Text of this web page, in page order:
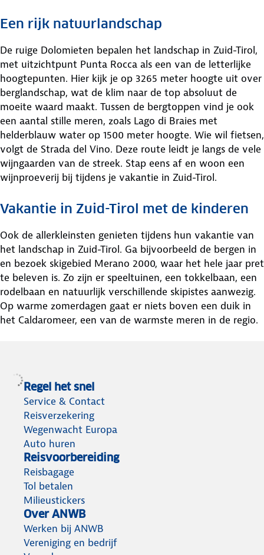
Een rijk natuurlandschap
De ruige Dolomieten bepalen het landschap in Zuid-Tirol,
met uitzichtpunt Punta Rocca als een van de letterlijke
hoogtepunten. Hier kijk je op 3265 meter hoogte uit over
berglandschap, wat de klim naar de top absoluut de
moeite waard maakt. Tussen de bergtoppen vind je ook
een aantal stille meren, zoals Lago di Braies met
helderblauw water op 1500 meter hoogte. Wie wil fietsen,
volgt de Strada del Vino. Deze route leidt je langs de vele
wijngaarden van de streek. Stap eens af en woon een
wijnproeverij bij tijdens je vakantie in Zuid-Tirol.
Vakantie in Zuid-Tirol met de kinderen
Ook de allerkleinsten genieten tijdens hun vakantie van
het landschap in Zuid-Tirol. Ga bijvoorbeeld de bergen in
en bezoek skigebied Merano 2000, waar het hele jaar pret
te beleven is. Zo zijn er speeltuinen, een tokkelbaan, een
rodelbaan en natuurlijk verschillende skipistes aanwezig.
Op warme zomerdagen gaat er niets boven een duik in
het Caldaromeer, een van de warmste meren in de regio.
Regel het snel
Service & Contact
Reisverzekering
Wegenwacht Europa
Auto huren
Reisvoorbereiding
Reisbagage
Tol betalen
Milieustickers
Over ANWB
Werken bij ANWB
Vereniging en bedrijf